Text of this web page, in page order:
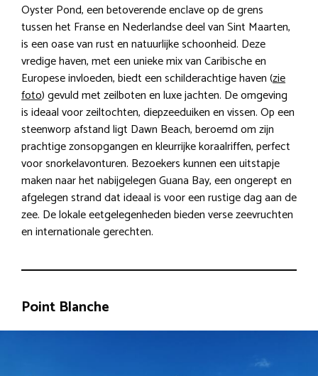
Oyster Pond, een betoverende enclave op de grens
tussen het Franse en Nederlandse deel van Sint Maarten,
is een oase van rust en natuurlijke schoonheid. Deze
vredige haven, met een unieke mix van Caribische en
Europese invloeden, biedt een schilderachtige haven (zie
foto) gevuld met zeilboten en luxe jachten. De omgeving
is ideaal voor zeiltochten, diepzeeduiken en vissen. Op een
steenworp afstand ligt Dawn Beach, beroemd om zijn
prachtige zonsopgangen en kleurrijke koraalriffen, perfect
voor snorkelavonturen. Bezoekers kunnen een uitstapje
maken naar het nabijgelegen Guana Bay, een ongerept en
afgelegen strand dat ideaal is voor een rustige dag aan de
zee. De lokale eetgelegenheden bieden verse zeevruchten
en internationale gerechten.
Point Blanche